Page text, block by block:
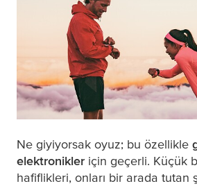
Ne giyiyorsak oyuz; bu özellikle
elektronikler için geçerli. Küçük
hafiflikleri, onları bir arada tutan